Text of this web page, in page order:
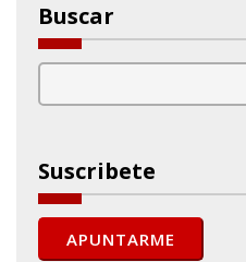
Buscar
Suscribete